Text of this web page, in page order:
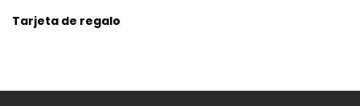
Tarjeta de regalo